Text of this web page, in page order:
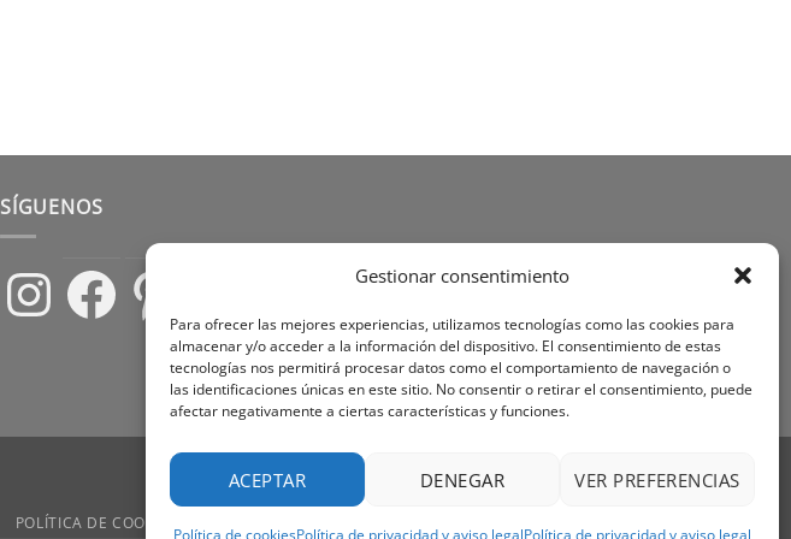
Gestionar consentimiento
Para ofrecer las mejores experiencias, utilizamos tecnologías como las cookies para
almacenar y/o acceder a la información del dispositivo. El consentimiento de estas
tecnologías nos permitirá procesar datos como el comportamiento de navegación o
las identificaciones únicas en este sitio. No consentir o retirar el consentimiento, puede
afectar negativamente a ciertas características y funciones.
ACEPTAR DENEGAR VER PREFERENCIAS
SÍGUENOS
InstagramFacebookPinterest
PayPal Stripe MasterCard
Cash
Delivery
POLÍTICA DE COOKIES